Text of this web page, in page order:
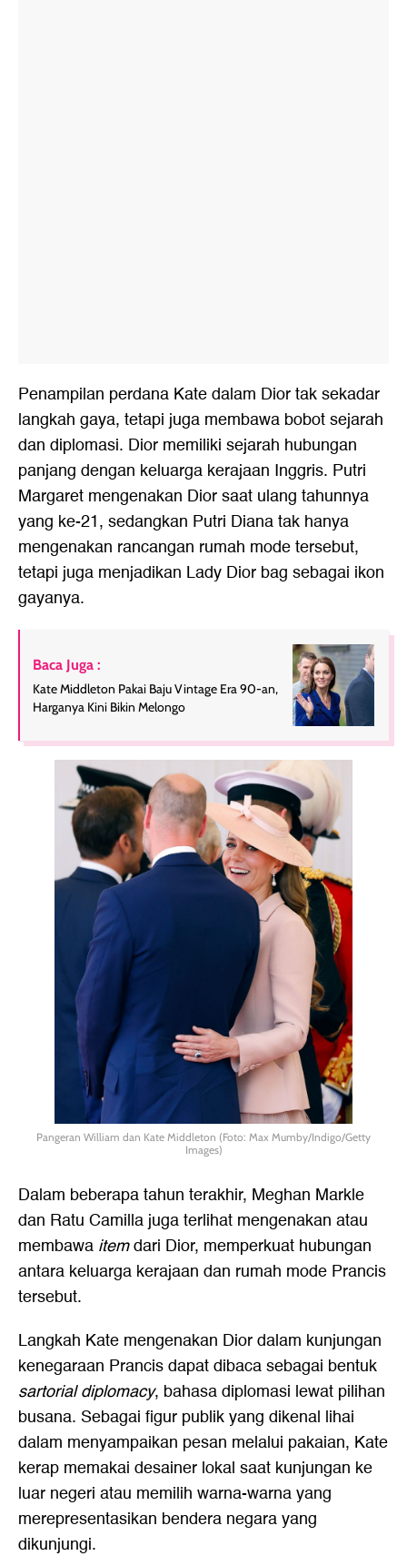
Penampilan perdana Kate dalam Dior tak sekadar
langkah gaya, tetapi juga membawa bobot sejarah
dan diplomasi. Dior memiliki sejarah hubungan
panjang dengan keluarga kerajaan Inggris. Putri
Margaret mengenakan Dior saat ulang tahunnya
yang ke-21, sedangkan Putri Diana tak hanya
mengenakan rancangan rumah mode tersebut,
tetapi juga menjadikan Lady Dior bag sebagai ikon
gayanya.
Baca Juga :
Kate Middleton Pakai Baju Vintage Era 90-an,
Harganya Kini Bikin Melongo
Pangeran William dan Kate Middleton (Foto: Max Mumby/Indigo/Getty
Images)
Dalam beberapa tahun terakhir, Meghan Markle
dan Ratu Camilla juga terlihat mengenakan atau
membawa itemdari Dior, memperkuat hubungan
antara keluarga kerajaan dan rumah mode Prancis
tersebut.
Langkah Kate mengenakan Dior dalam kunjungan
kenegaraan Prancis dapat dibaca sebagai bentuk
sartorial diplomacy, bahasa diplomasi lewat pilihan
busana. Sebagai figur publik yang dikenal lihai
dalam menyampaikan pesan melalui pakaian, Kate
kerap memakai desainer lokal saat kunjungan ke
luar negeri atau memilih warna-warna yang
merepresentasikan bendera negara yang
dikunjungi.